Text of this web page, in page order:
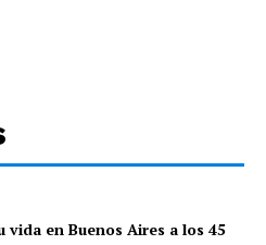
vida en Buenos Aires a los 45